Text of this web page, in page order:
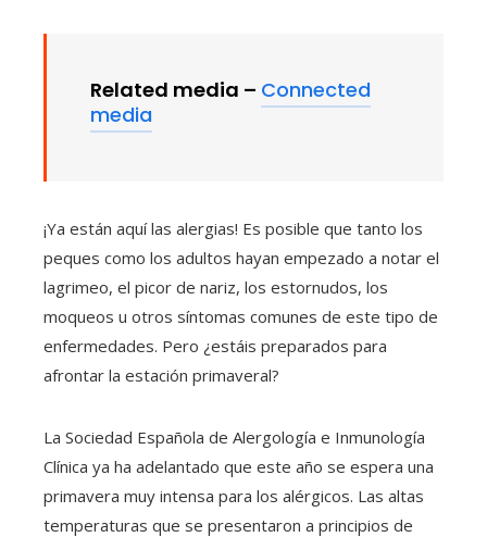
Related media – Connected
media
¡Ya están aquí las alergias! Es posible que tanto los
peques como los adultos hayan empezado a notar el
lagrimeo, el picor de nariz, los estornudos, los
moqueos u otros síntomas comunes de este tipo de
enfermedades. Pero ¿estáis preparados para
afrontar la estación primaveral?
La Sociedad Española de Alergología e Inmunología
Clínica ya ha adelantado que este año se espera una
primavera muy intensa para los alérgicos. Las altas
temperaturas que se presentaron a principios de